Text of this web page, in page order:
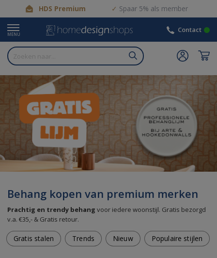
HDS Premium Spaar 5% als member
MENU
Contact
Behang kopen van premium merken
Prachtig en trendy behang voor iedere woonstijl. Gratis bezorgd
v.a. €35,- & Gratis retour.
Gratis stalen Trends Nieuw Populaire stijlen